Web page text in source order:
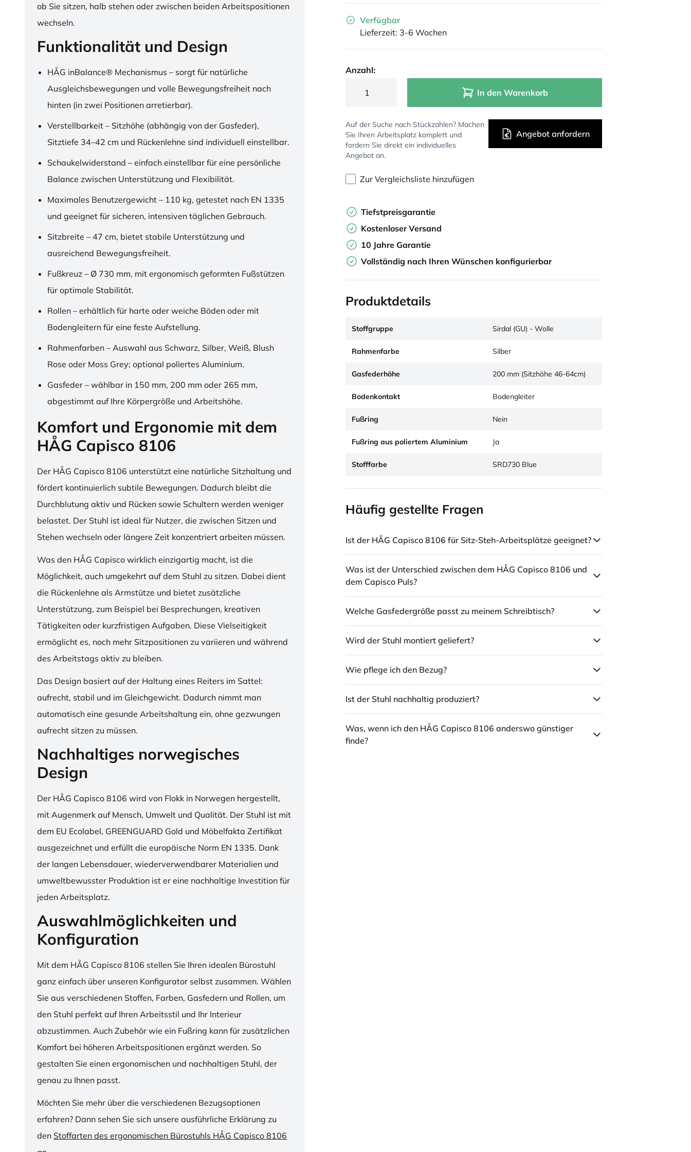
ob Sie sitzen, halb stehen oder zwischen beiden Arbeitspositionen
wechseln.
Funktionalität und Design
HÅG inBalance® Mechanismus – sorgt für natürliche
Ausgleichsbewegungen und volle Bewegungsfreiheit nach
hinten (in zwei Positionen arretierbar).
Verstellbarkeit – Sitzhöhe (abhängig von der Gasfeder),
Sitztiefe 34–42 cm und Rückenlehne sind individuell einstellbar.
Schaukelwiderstand – einfach einstellbar für eine persönliche
Balance zwischen Unterstützung und Flexibilität.
Maximales Benutzergewicht – 110 kg, getestet nach EN 1335
und geeignet für sicheren, intensiven täglichen Gebrauch.
Sitzbreite – 47 cm, bietet stabile Unterstützung und
ausreichend Bewegungsfreiheit.
Fußkreuz – Ø 730 mm, mit ergonomisch geformten Fußstützen
für optimale Stabilität.
Rollen – erhältlich für harte oder weiche Böden oder mit
Bodengleitern für eine feste Aufstellung.
Rahmenfarben – Auswahl aus Schwarz, Silber, Weiß, Blush
Rose oder Moss Grey; optional poliertes Aluminium.
Gasfeder – wählbar in 150 mm, 200 mm oder 265 mm,
abgestimmt auf Ihre Körpergröße und Arbeitshöhe.
Komfort und Ergonomie mit dem
HÅG Capisco 8106
Der HÅG Capisco 8106 unterstützt eine natürliche Sitzhaltung und
fördert kontinuierlich subtile Bewegungen. Dadurch bleibt die
Durchblutung aktiv und Rücken sowie Schultern werden weniger
belastet. Der Stuhl ist ideal für Nutzer, die zwischen Sitzen und
Stehen wechseln oder längere Zeit konzentriert arbeiten müssen.
Was den HÅG Capisco wirklich einzigartig macht, ist die
Möglichkeit, auch umgekehrt auf dem Stuhl zu sitzen. Dabei dient
die Rückenlehne als Armstütze und bietet zusätzliche
Unterstützung, zum Beispiel bei Besprechungen, kreativen
Tätigkeiten oder kurzfristigen Aufgaben. Diese Vielseitigkeit
ermöglicht es, noch mehr Sitzpositionen zu variieren und während
des Arbeitstags aktiv zu bleiben.
Das Design basiert auf der Haltung eines Reiters im Sattel:
aufrecht, stabil und im Gleichgewicht. Dadurch nimmt man
automatisch eine gesunde Arbeitshaltung ein, ohne gezwungen
aufrecht sitzen zu müssen.
Nachhaltiges norwegisches
Design
Der HÅG Capisco 8106 wird von Flokk in Norwegen hergestellt,
mit Augenmerk auf Mensch, Umwelt und Qualität. Der Stuhl ist mit
dem EU Ecolabel, GREENGUARD Gold und Möbelfakta Zertifikat
ausgezeichnet und erfüllt die europäische Norm EN 1335. Dank
der langen Lebensdauer, wiederverwendbarer Materialien und
umweltbewusster Produktion ist er eine nachhaltige Investition für
jeden Arbeitsplatz.
Auswahlmöglichkeiten und
Konfiguration
Mit dem HÅG Capisco 8106 stellen Sie Ihren idealen Bürostuhl
ganz einfach über unseren Konfigurator selbst zusammen. Wählen
Sie aus verschiedenen Stoffen, Farben, Gasfedern und Rollen, um
den Stuhl perfekt auf Ihren Arbeitsstil und Ihr Interieur
abzustimmen. Auch Zubehör wie ein Fußring kann für zusätzlichen
Komfort bei höheren Arbeitspositionen ergänzt werden. So
gestalten Sie einen ergonomischen und nachhaltigen Stuhl, der
genau zu Ihnen passt.
Möchten Sie mehr über die verschiedenen Bezugsoptionen
erfahren? Dann sehen Sie sich unsere ausführliche Erklärung zu
den Stoffarten des ergonomischen Bürostuhls HÅG Capisco 8106
Verfügbar
Lieferzeit: 3-6 Wochen
Anzahl:
In den Warenkorb
Auf der Suche nach Stückzahlen? Machen
Sie Ihren Arbeitsplatz komplett und
fordern Sie direkt ein individuelles
Angebot an.
Angebot anfordern
Zur Vergleichsliste hinzufügen
Tiefstpreisgarantie
Kostenloser Versand
10 Jahre Garantie
Vollständig nach Ihren Wünschen konfigurierbar
Produktdetails
Stoffgruppe Sirdal (GU) - Wolle
Rahmenfarbe Silber
Gasfederhöhe 200 mm (Sitzhöhe 46-64cm)
Bodenkontakt Bodengleiter
Fußring Nein
Fußring aus poliertem Aluminium Ja
Stofffarbe SRD730 Blue
Häufig gestellte Fragen
Ist der HÅG Capisco 8106 für Sitz-Steh-Arbeitsplätze geeignet?
Was ist der Unterschied zwischen dem HÅG Capisco 8106 und
dem Capisco Puls?
Welche Gasfedergröße passt zu meinem Schreibtisch?
Wird der Stuhl montiert geliefert?
Wie pflege ich den Bezug?
Ist der Stuhl nachhaltig produziert?
Was, wenn ich den HÅG Capisco 8106 anderswo günstiger
finde?